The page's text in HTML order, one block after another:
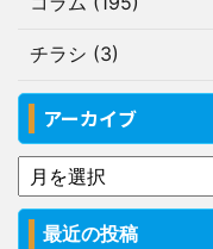
チラシ (3)
アーカイブ
最近の投稿